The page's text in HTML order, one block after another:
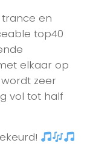
trance en
top40
elkaar op
zeer
vol tot half